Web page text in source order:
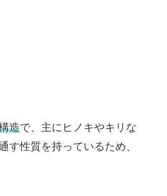
造で、主にヒノキやキリな
性質を持っているため、